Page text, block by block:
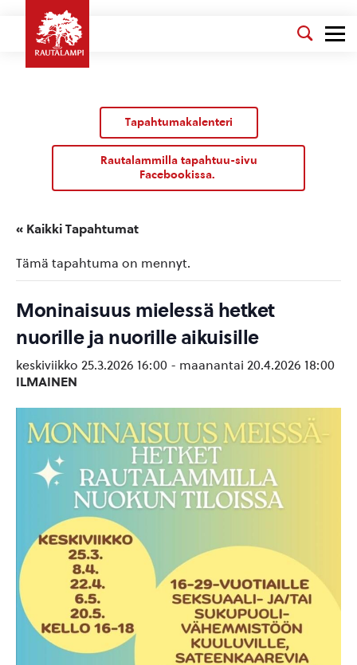
Tapahtumakalenteri
Rautalammilla tapahtuu-sivu
Facebookissa.
« Kaikki Tapahtumat
Tämä tapahtuma on mennyt.
Moninaisuus mielessä hetket
nuorille ja nuorille aikuisille
keskiviikko 25.3.2026 16:00 - maanantai 20.4.2026 18:00
ILMAINEN